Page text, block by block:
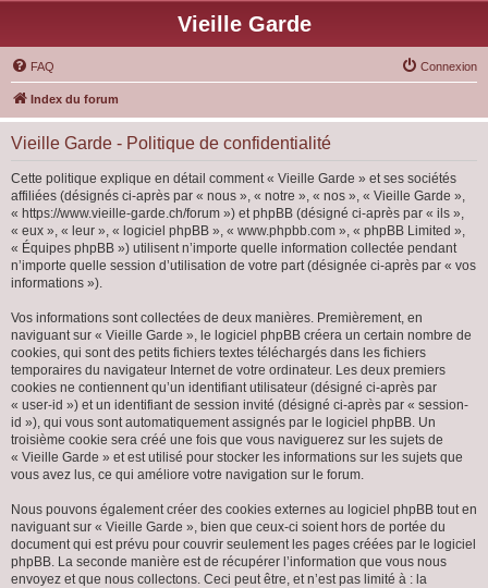
Vieille Garde
FAQ Connexion
Index du forum
Vieille Garde - Politique de confidentialité
Cette politique explique en détail comment « Vieille Garde » et ses sociétés
affiliées (désignés ci-après par « nous », « notre », « nos », « Vieille Garde »,
« https://www.vieille-garde.ch/forum ») et phpBB (désigné ci-après par « ils »,
« eux », « leur », « logiciel phpBB », « www.phpbb.com », « phpBB Limited »,
« Équipes phpBB ») utilisent n’importe quelle information collectée pendant
n’importe quelle session d’utilisation de votre part (désignée ci-après par « vos
informations »).
Vos informations sont collectées de deux manières. Premièrement, en
naviguant sur « Vieille Garde », le logiciel phpBB créera un certain nombre de
cookies, qui sont des petits fichiers textes téléchargés dans les fichiers
temporaires du navigateur Internet de votre ordinateur. Les deux premiers
cookies ne contiennent qu’un identifiant utilisateur (désigné ci-après par
« user-id ») et un identifiant de session invité (désigné ci-après par « session-
id »), qui vous sont automatiquement assignés par le logiciel phpBB. Un
troisième cookie sera créé une fois que vous naviguerez sur les sujets de
« Vieille Garde » et est utilisé pour stocker les informations sur les sujets que
vous avez lus, ce qui améliore votre navigation sur le forum.
Nous pouvons également créer des cookies externes au logiciel phpBB tout en
naviguant sur « Vieille Garde », bien que ceux-ci soient hors de portée du
document qui est prévu pour couvrir seulement les pages créées par le logiciel
phpBB. La seconde manière est de récupérer l’information que vous nous
envoyez et que nous collectons. Ceci peut être, et n’est pas limité à : la